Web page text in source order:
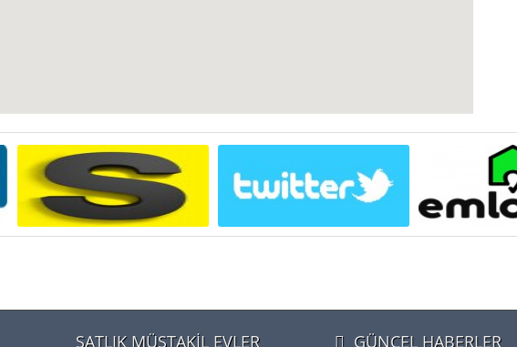
SATLIK MÜSTAKİL EVLER GÜNCEL HABERLER